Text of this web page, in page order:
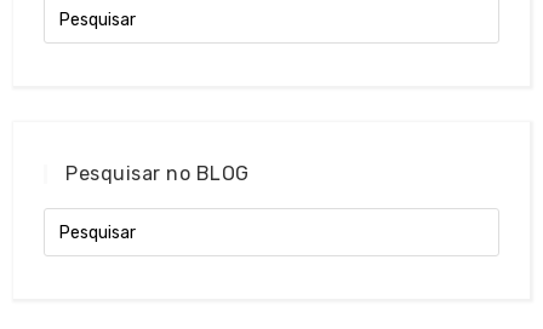
Pesquisar no BLOG